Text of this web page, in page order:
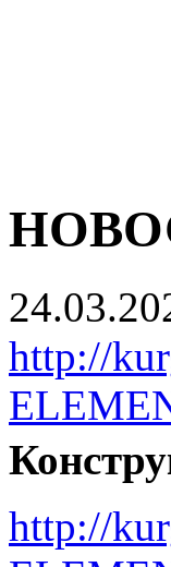
http://
http://